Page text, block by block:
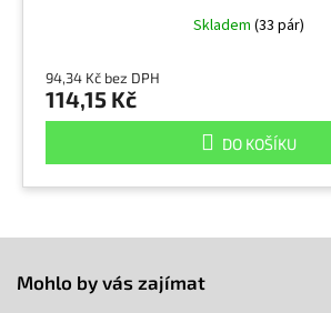
Skladem (33 pár)
94,34 Kč bez DPH
114,15 Kč
DO KOŠÍKU
Mohlo by vás zajímat